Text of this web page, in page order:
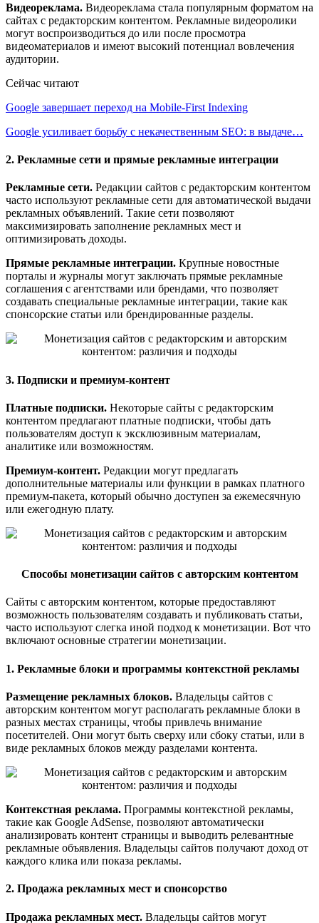
Видеореклама. Видеореклама стала популярным форматом на
сайтах с редакторским контентом. Рекламные видеоролики
могут воспроизводиться до или после просмотра
видеоматериалов и имеют высокий потенциал вовлечения
аудитории.
Сейчас читают
Google завершает переход на Mobile-First Indexing
Google усиливает борьбу с некачественным SEO: в выдаче…
2. Рекламные сети и прямые рекламные интеграции
Рекламные сети. Редакции сайтов с редакторским контентом
часто используют рекламные сети для автоматической выдачи
рекламных объявлений. Такие сети позволяют
максимизировать заполнение рекламных мест и
оптимизировать доходы.
Прямые рекламные интеграции. Крупные новостные
порталы и журналы могут заключать прямые рекламные
соглашения с агентствами или брендами, что позволяет
создавать специальные рекламные интеграции, такие как
спонсорские статьи или брендированные разделы.
3. Подписки и премиум-контент
Платные подписки. Некоторые сайты с редакторским
контентом предлагают платные подписки, чтобы дать
пользователям доступ к эксклюзивным материалам,
аналитике или возможностям.
Премиум-контент. Редакции могут предлагать
дополнительные материалы или функции в рамках платного
премиум-пакета, который обычно доступен за ежемесячную
или ежегодную плату.
Способы монетизации сайтов с авторским контентом
Сайты с авторским контентом, которые предоставляют
возможность пользователям создавать и публиковать статьи,
часто используют слегка иной подход к монетизации. Вот что
включают основные стратегии монетизации.
1. Рекламные блоки и программы контекстной рекламы
Размещение рекламных блоков. Владельцы сайтов с
авторским контентом могут располагать рекламные блоки в
разных местах страницы, чтобы привлечь внимание
посетителей. Они могут быть сверху или сбоку статьи, или в
виде рекламных блоков между разделами контента.
Контекстная реклама. Программы контекстной рекламы,
такие как Google AdSense, позволяют автоматически
анализировать контент страницы и выводить релевантные
рекламные объявления. Владельцы сайтов получают доход от
каждого клика или показа рекламы.
2. Продажа рекламных мест и спонсорство
Продажа рекламных мест. Владельцы сайтов могут